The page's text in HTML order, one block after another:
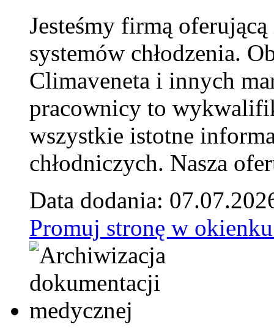
Jesteśmy firmą
systemów chłodzenia.
Climaveneta i innych
pracownicy to
wszystkie istotne
chłodniczych. Nasza
Data dodania:
Promuj stronę w